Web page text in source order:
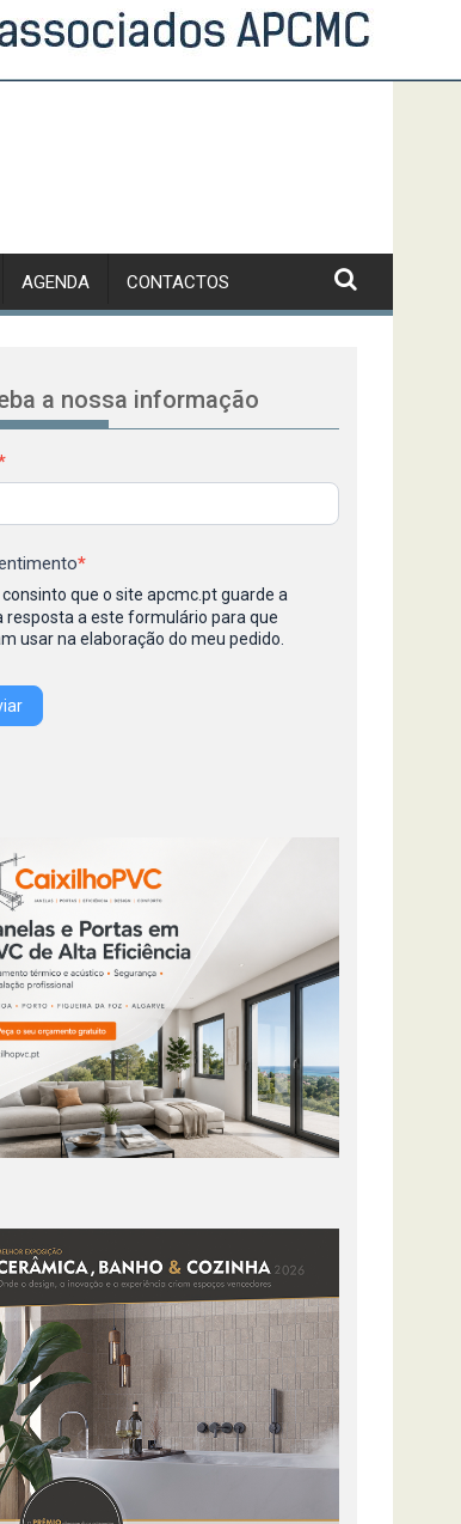
AGENDA CONTACTOS
a nossa informação
*
consinto que o site apcmc.pt guarde a
resposta a este formulário para que
usar na elaboração do meu pedido.